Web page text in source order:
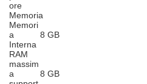
ore
Memoria
Memori
a
Interna
8 GB
RAM
massim
a
8 GB